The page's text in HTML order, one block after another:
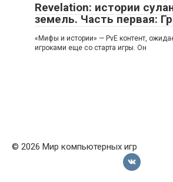
Revelation: истории
земель. Часть первая:
«Мифы и истории» — PvE контент,
игроками еще со старта игры. Он
© 2026 Мир компьютерных игр